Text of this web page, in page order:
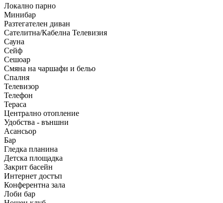
Локално парно
Минибар
Разтегателен диван
Сателитна/Кабелна Телевизия
Сауна
Сейф
Сешоар
Смяна на чаршафи и бельо
Спалня
Телевизор
Телефон
Тераса
Централно отопление
Удобства - външни
Асансьор
Бар
Гледка планина
Детска площадка
Закрит басейн
Интернет достъп
Конферентна зала
Лоби бар